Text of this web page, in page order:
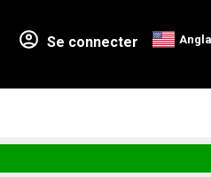
Se connecter